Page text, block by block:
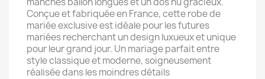
Conçue et fabriquée en France, cette robe de
mariée exclusive est idéale pour les futures
mariées recherchant un design luxueux et unique
pour leur grand jour. Un mariage parfait entre
style classique et moderne, soigneusement
réalisée dans les moindres détails